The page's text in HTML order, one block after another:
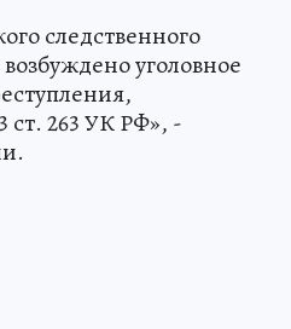
следственного
уголовное
ст. 263 УК РФ», -